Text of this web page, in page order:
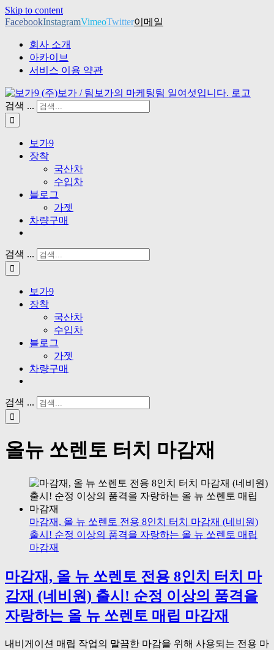
Skip to content
FacebookInstagramVimeoTwitter이메일
회사 소개
아카이브
서비스 이용 약관
검색 ...
보가9
장착
국산차
수입차
블로그
가젯
차량구매
검색 ...
보가9
장착
국산차
수입차
블로그
가젯
차량구매
검색 ...
올뉴 쏘렌토 터치 마감재
마감재, 올 뉴 쏘렌토 전용 8인치 터치 마감재 (네비원)
출시! 순정 이상의 품격을 자랑하는 올 뉴 쏘렌토 매립
마감재
마감재, 올 뉴 쏘렌토 전용 8인치 터치 마
감재 (네비원) 출시! 순정 이상의 품격을
자랑하는 올 뉴 쏘렌토 매립 마감재
내비게이션 매립 작업의 말끔한 마감을 위해 사용되는 전용 마